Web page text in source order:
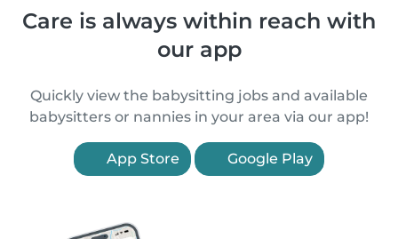
Care is always within reach with
our app
Quickly view the babysitting jobs and available
babysitters or nannies in your area via our app!
App Store Google Play